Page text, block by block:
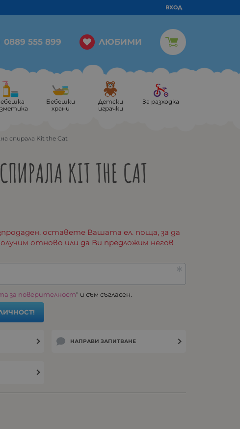
ВХОД
0889 555 899 ЛЮБИМИ
Бебешки
храни
Детски
играчки
За разходка
спирала Kit the Cat
KIT THE CAT
оставете Вашата ел. поща, за да
отново или да Ви предложим негов
за поверителност“ и съм съгласен.
НАПРАВИ ЗАПИТВАНЕ